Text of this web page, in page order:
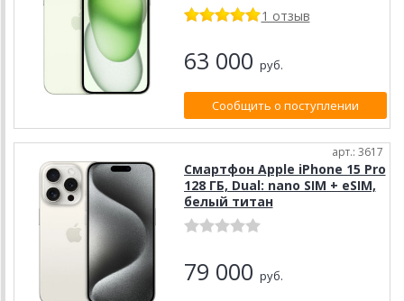
1 отзыв
63 000 руб.
Сообщить о поступлении
арт.: 3617
Смартфон Apple iPhone 15 Pro
128 ГБ, Dual: nano SIM + eSIM,
белый титан
79 000 руб.